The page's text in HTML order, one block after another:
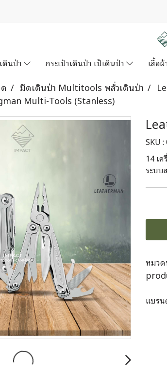
ดินป่า กระเป๋าเดินป่า เป้เดินป่า เสื้อ
มีดเดินป่า Multitools พลั่วเดินป่า
Multi-Tools (Stanless)
SKU
14 เ
ระบบ
หมว
แบรน